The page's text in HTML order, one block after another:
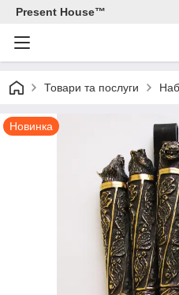
Present House™
Товари та послуги
Новинка